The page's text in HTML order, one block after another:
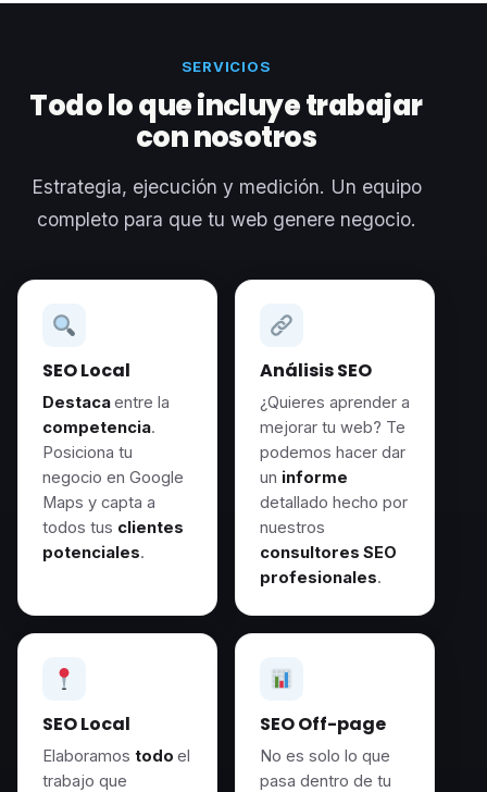
SERVICIOS
Todo lo que incluye trabajar
con nosotros
Estrategia, ejecución y medición. Un equipo
completo para que tu web genere negocio.
SEO Local
Destacaentre la
competencia.
Posiciona tu
negocio en Google
Maps y capta a
todos tus clientes
potenciales.
Análisis SEO
¿Quieres aprender a
mejorar tu web? Te
podemos hacer dar
un informe
detallado hecho por
nuestros
consultores SEO
profesionales.
SEO Local
Elaboramos todo el
trabajo que
SEO Off-page
No es solo lo que
pasa dentro de tu